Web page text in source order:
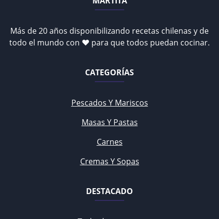
Más de 20 años disponibilizando recetas chilenas y de
todo el mundo con ♥ para que todos puedan cocinar.
CATEGORÍAS
Pescados Y Mariscos
Masas Y Pastas
Carnes
Cremas Y Sopas
DESTACADO